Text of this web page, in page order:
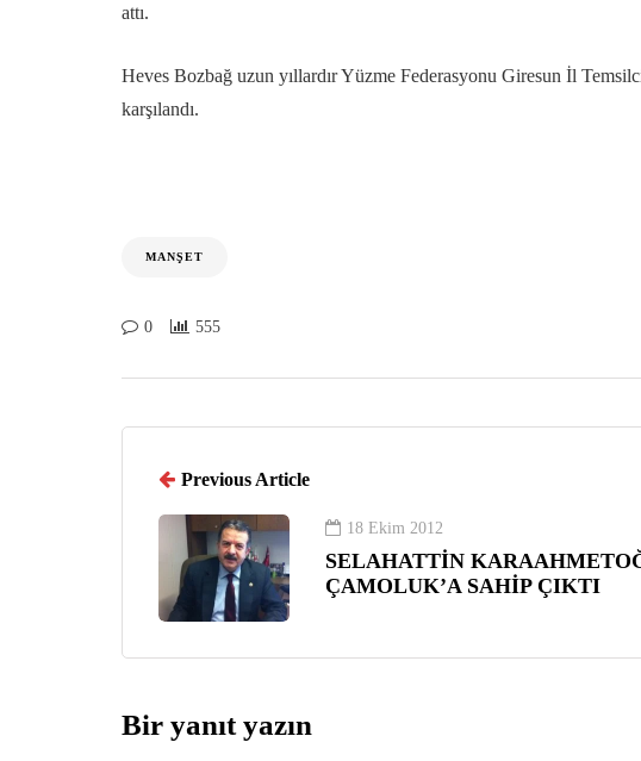
attı.
Heves Bozbağ uzun yıllardır Yüzme Federasyonu Giresun İl
karşılandı.
MANŞET
0 555
Previous Article
18 Ekim 2012
SELAHATTİN
ÇAMOLUK’A SAHİP ÇIKTI
Bir yanıt yazın